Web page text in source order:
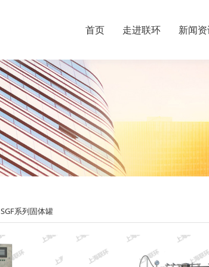
首页 走进联环 新闻
SGF系列固体罐